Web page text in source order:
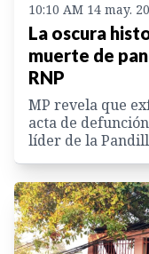
10:10 AM 14 may.
La oscura
muerte de
RNP
MP revela que
acta de
líder de la